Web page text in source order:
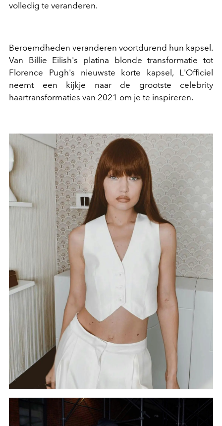
volledig te veranderen.
Beroemdheden veranderen voortdurend hun kapsel.
Van Billie Eilish's platina blonde transformatie tot
Florence Pugh's nieuwste korte kapsel, L'Officiel
neemt een kijkje naar de grootste celebrity
haartransformaties van 2021 om je te inspireren.